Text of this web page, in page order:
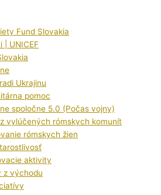
Fund Slovakia
| UNICEF
Ukrajinu
pomoc
spoločne 5.0 (Počas vojny)
vylúčených rómskych komunít
rómskych žien
aktivity
z východu